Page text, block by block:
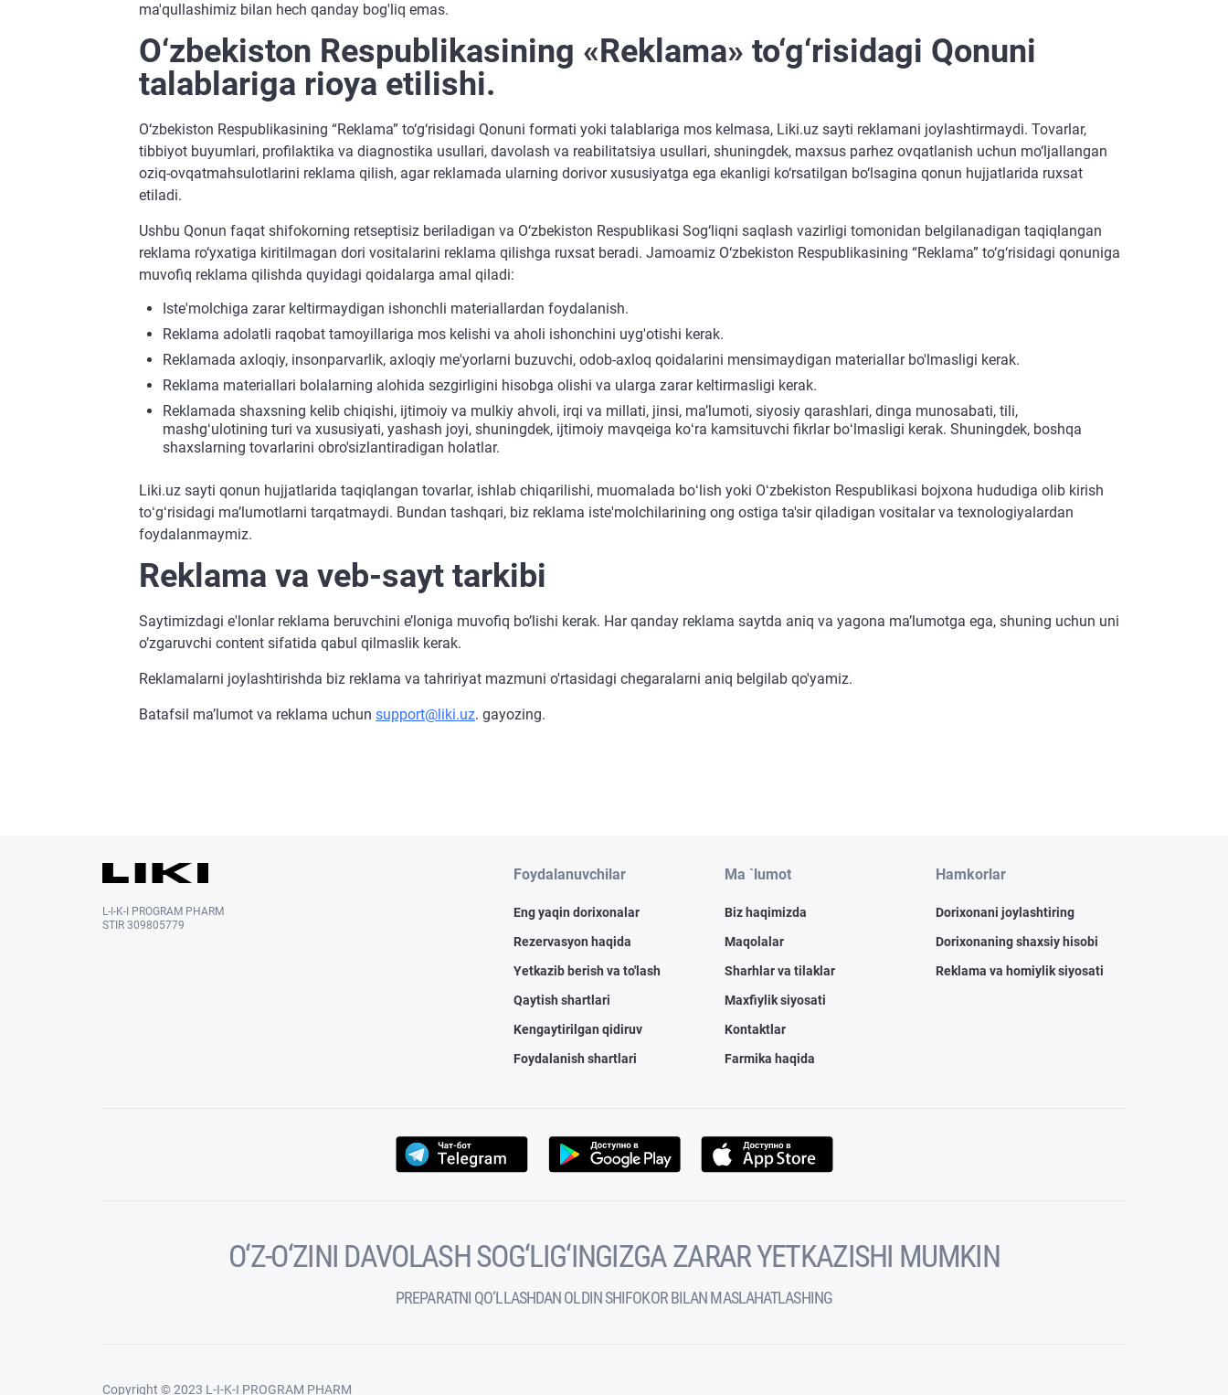
ma'qullashimiz bilan hech qanday bog'liq emas.
O‘zbekiston Respublikasining «Reklama» to‘g‘risidagi Qonuni
talablariga rioya etilishi.
O‘zbekiston Respublikasining “Reklama” to‘g‘risidagi Qonuni formati yoki talablariga mos kelmasa, Liki.uz sayti reklamani joylashtirmaydi. Tovarlar,
tibbiyot buyumlari, profilaktika va diagnostika usullari, davolash va reabilitatsiya usullari, shuningdek, maxsus parhez ovqatlanish uchun mo‘ljallangan
oziq-ovqatmahsulotlarini reklama qilish, agar reklamada ularning dorivor xususiyatga ega ekanligi ko‘rsatilgan bo‘lsagina qonun hujjatlarida ruxsat
etiladi.
Ushbu Qonun faqat shifokorning retseptisiz beriladigan va O‘zbekiston Respublikasi Sog‘liqni saqlash vazirligi tomonidan belgilanadigan taqiqlangan
reklama ro‘yxatiga kiritilmagan dori vositalarini reklama qilishga ruxsat beradi. Jamoamiz O‘zbekiston Respublikasining “Reklama” to‘g‘risidagi qonuniga
muvofiq reklama qilishda quyidagi qoidalarga amal qiladi:
Iste'molchiga zarar keltirmaydigan ishonchli materiallardan foydalanish.
Reklama adolatli raqobat tamoyillariga mos kelishi va aholi ishonchini uyg'otishi kerak.
Reklamada axloqiy, insonparvarlik, axloqiy me'yorlarni buzuvchi, odob-axloq qoidalarini mensimaydigan materiallar bo'lmasligi kerak.
Reklama materiallari bolalarning alohida sezgirligini hisobga olishi va ularga zarar keltirmasligi kerak.
Reklamada shaxsning kelib chiqishi, ijtimoiy va mulkiy ahvoli, irqi va millati, jinsi, maʼlumoti, siyosiy qarashlari, dinga munosabati, tili,
mashgʻulotining turi va xususiyati, yashash joyi, shuningdek, ijtimoiy mavqeiga koʻra kamsituvchi fikrlar boʻlmasligi kerak. Shuningdek, boshqa
shaxslarning tovarlarini obro'sizlantiradigan holatlar.
Liki.uz sayti qonun hujjatlarida taqiqlangan tovarlar, ishlab chiqarilishi, muomalada boʻlish yoki Oʻzbekiston Respublikasi bojxona hududiga olib kirish
toʻgʻrisidagi maʼlumotlarni tarqatmaydi. Bundan tashqari, biz reklama iste'molchilarining ong ostiga ta'sir qiladigan vositalar va texnologiyalardan
foydalanmaymiz.
Reklama va veb-sayt tarkibi
Saytimizdagi e'lonlar reklama beruvchini e’loniga muvofiq bo’lishi kerak. Har qanday reklama saytda aniq va yagona ma’lumotga ega, shuning uchun uni
o’zgaruvchi content sifatida qabul qilmaslik kerak.
Reklamalarni joylashtirishda biz reklama va tahririyat mazmuni o'rtasidagi chegaralarni aniq belgilab qo'yamiz.
Batafsil maʼlumot va reklama uchun support@liki.uz. gayozing.
L-I-K-I PROGRAM PHARM
STIR 309805779
Foydalanuvchilar
Eng yaqin dorixonalar
Rezervasyon haqida
Yetkazib berish va to'lash
Qaytish shartlari
Kengaytirilgan qidiruv
Foydalanish shartlari
Ma `lumot
Biz haqimizda
Maqolalar
Sharhlar va tilaklar
Maxfiylik siyosati
Kontaktlar
Farmika haqida
Hamkorlar
Dorixonani joylashtiring
Dorixonaning shaxsiy hisobi
Reklama va homiylik siyosati
O‘Z-O‘ZINI DAVOLASH SOG‘LIG‘INGIZGA ZARAR YETKAZISHI MUMKIN
PREPARATNI QO‘LLASHDAN OLDIN SHIFOKOR BILAN MASLAHATLASHING
Copyright © 2023 L-I-K-I PROGRAM PHARM